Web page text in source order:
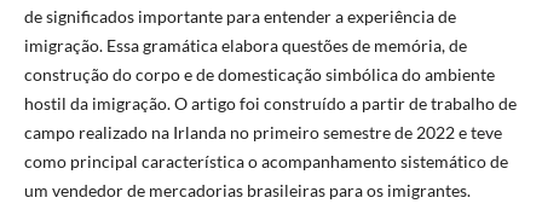
de significados importante para entender a experiência de
imigração. Essa gramática elabora questões de memória, de
construção do corpo e de domesticação simbólica do ambiente
hostil da imigração. O artigo foi construído a partir de trabalho de
campo realizado na Irlanda no primeiro semestre de 2022 e teve
como principal característica o acompanhamento sistemático de
um vendedor de mercadorias brasileiras para os imigrantes.